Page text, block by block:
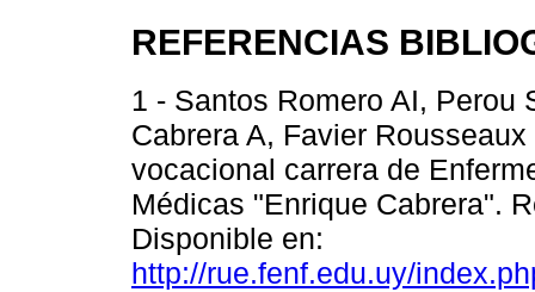
REFERENCIAS
1 - Santos Romero AI, Perou
Cabrera A, Favier
vocacional carrera de
Médicas "Enrique Cabrera".
Disponible en:
http://rue.fenf.edu.uy/